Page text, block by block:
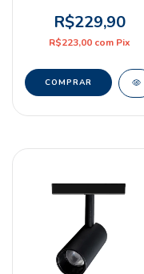
R$229,90
R$223,00 com Pix